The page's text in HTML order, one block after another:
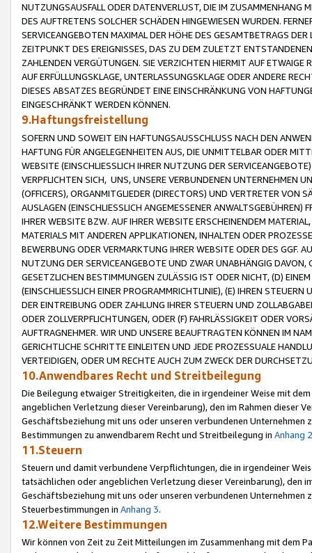
NUTZUNGSAUSFALL ODER DATENVERLUST, DIE IM ZUSAMMENHANG
DES AUFTRETENS SOLCHER SCHÄDEN HINGEWIESEN WURDEN.
SERVICEANGEBOTEN MAXIMAL DER HÖHE DES GESAMTBETRAGS
ZEITPUNKT DES EREIGNISSES, DAS ZU DEM ZULETZT
ZAHLENDEN VERGÜTUNGEN. SIE VERZICHTEN HIERMIT AUF
AUF ERFÜLLUNGSKLAGE, UNTERLASSUNGSKLAGE ODER ANDERE
DIESES ABSATZES BEGRÜNDET EINE EINSCHRÄNKUNG VON
EINGESCHRÄNKT WERDEN KÖNNEN.
9.Haftungsfreistellung
SOFERN UND SOWEIT EIN HAFTUNGSAUSSCHLUSS NACH DEN
HAFTUNG FÜR ANGELEGENHEITEN AUS, DIE UNMITTELBAR ODER
WEBSITE (EINSCHLIESSLICH IHRER NUTZUNG DER
VERPFLICHTEN SICH, UNS, UNSERE VERBUNDENEN UNTERNEHMEN
(OFFICERS), ORGANMITGLIEDER (DIRECTORS) UND VERTRETER VON
AUSLAGEN (EINSCHLIESSLICH ANGEMESSENER
IHRER WEBSITE BZW. AUF IHRER WEBSITE ERSCHEINENDEM
MATERIALS MIT ANDEREN APPLIKATIONEN, INHALTEN ODER
BEWERBUNG ODER VERMARKTUNG IHRER WEBSITE ODER DES GGF.
NUTZUNG DER SERVICEANGEBOTE UND ZWAR UNABHÄNGIG
GESETZLICHEN BESTIMMUNGEN ZULÄSSIG IST ODER NICHT, (D)
(EINSCHLIESSLICH EINER PROGRAMMRICHTLINIE), (E) IHREN
DER EINTREIBUNG ODER ZAHLUNG IHRER STEUERN UND
ODER ZOLLVERPFLICHTUNGEN, ODER (F) FAHRLÄSSIGKEIT ODER
AUFTRAGNEHMER. WIR UND UNSERE BEAUFTRAGTEN KÖNNEN IM
GERICHTLICHE SCHRITTE EINLEITEN UND JEDE PROZESSUALE
VERTEIDIGEN, ODER UM RECHTE AUCH ZUM ZWECK DER
10.Anwendbares Recht und Streitbeilegung
Die Beilegung etwaiger Streitigkeiten, die in irgendeiner Weise mit
angeblichen Verletzung dieser Vereinbarung), den im Rahmen dieser
Geschäftsbeziehung mit uns oder unseren verbundenen
Bestimmungen zu anwendbarem Recht und Streitbeilegung in Anhang 2
11.Steuern
Steuern und damit verbundene Verpflichtungen, die in irgendeiner
tatsächlichen oder angeblichen Verletzung dieser Vereinbarung), den
Geschäftsbeziehung mit uns oder unseren verbundenen
Steuerbestimmungen in Anhang 3.
12.Weitere Bestimmungen
Wir können von Zeit zu Zeit Mitteilungen im Zusammenhang mit dem